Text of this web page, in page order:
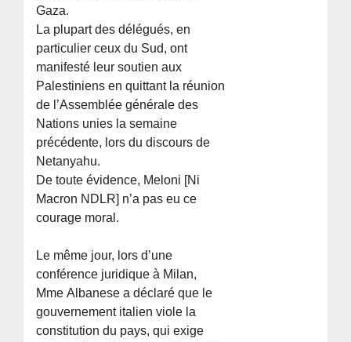
Gaza.
La plupart des délégués, en
particulier ceux du Sud, ont
manifesté leur soutien aux
Palestiniens en quittant la réunion
de l’Assemblée générale des
Nations unies la semaine
précédente, lors du discours de
Netanyahu.
De toute évidence, Meloni [Ni
Macron NDLR] n’a pas eu ce
courage moral.
Le même jour, lors d’une
conférence juridique à Milan,
Mme Albanese a déclaré que le
gouvernement italien viole la
constitution du pays, qui exige